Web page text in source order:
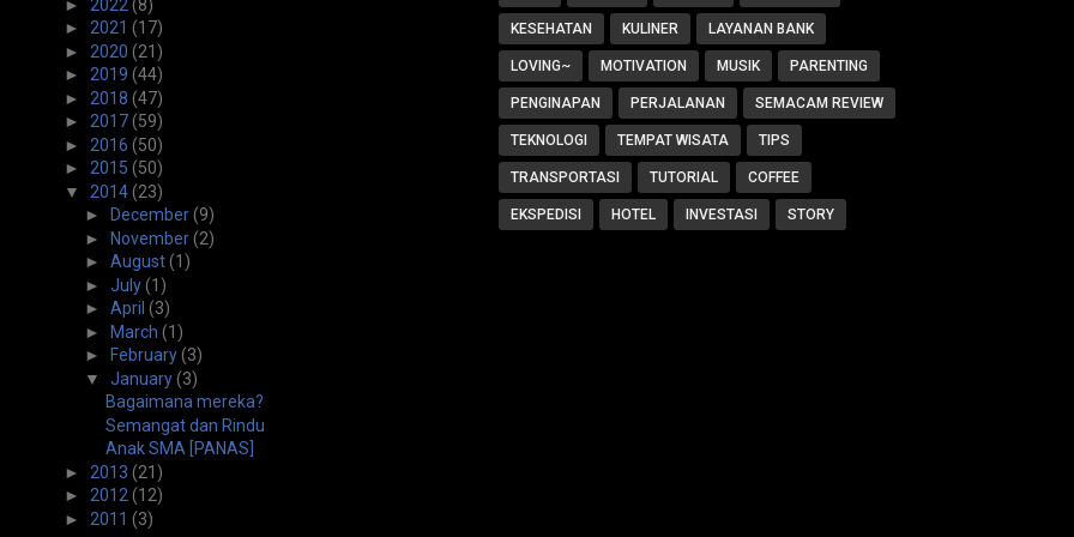
► 2022(8)
►2021(17)
► 2020(21)
►2019(44)
► 2018(47)
►2017(59)
► 2016(50)
►2015(50)
▼ 2014(23)
►
December(9)
►
November(2)
► August(1)
► July(1)
► April (3)
►
March (1)
►
February(3)
▼ January(3)
Bagaimana mereka?
Semangat dan Rindu
Anak SMA [PANAS]
► 2013(21)
►2012(12)
► 2011(3)
KESEHATAN KULINER LAYANAN BANK
LOVING~ MOTIVATION MUSIK PARENTING
PENGINAPAN PERJALANAN SEMACAM REVIEW
TEKNOLOGI TEMPAT WISATA TIPS
TRANSPORTASI TUTORIAL COFFEE
EKSPEDISI HOTEL INVESTASI STORY